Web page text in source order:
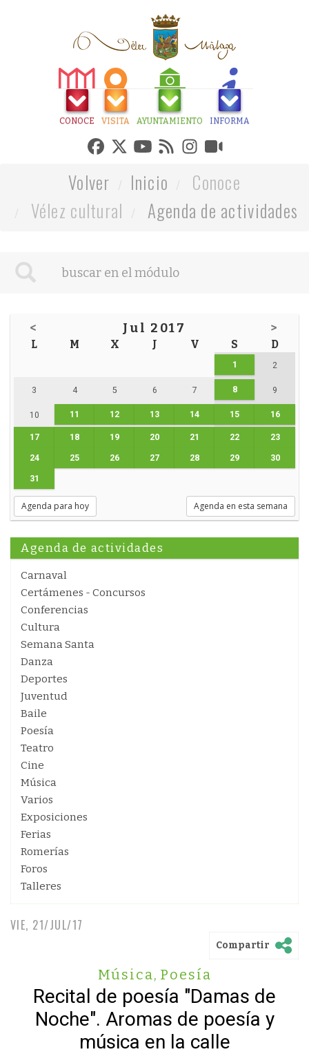
CONOCE VISITA AYUNTAMIENTO INFORMA
Volver Inicio
Conoce
Vélez cultural
Agenda de actividades
< Jul 2017 >
L M X J V S D
1 2
3 4 5 6 7 8 9
10 11 12 13 14 15 16
17 18 19 20 21 22 23
24 25 26 27 28 29 30
31
Agenda para hoy Agenda en esta semana
Agenda de actividades
Carnaval
Certámenes - Concursos
Conferencias
Cultura
Semana Santa
Danza
Deportes
Juventud
Baile
Poesía
Teatro
Cine
Música
Varios
Exposiciones
Ferias
Romerías
Foros
Talleres
VIE, 21/JUL/17
Compartir
Música, Poesía
Recital de poesía "Damas de
Noche". Aromas de poesía y
música en la calle